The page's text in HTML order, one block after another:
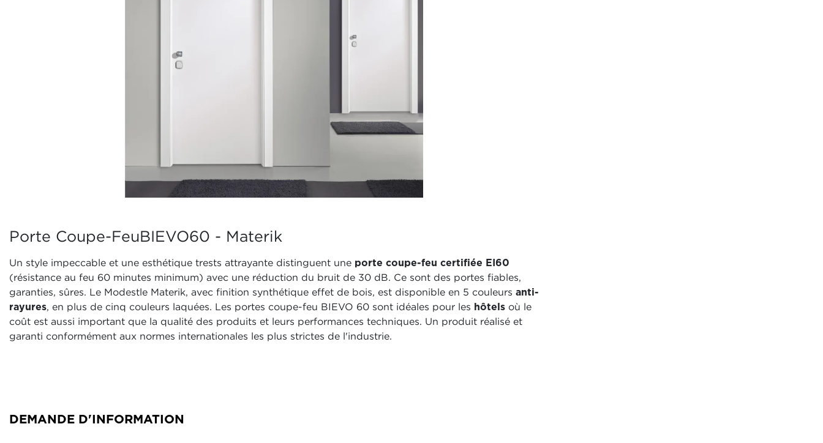
Porte Coupe-FeuBIEVO60 - Materik
Un style impeccable et une esthétique trests attrayante distinguent une porte coupe-feu certifiée EI60
(résistance au feu 60 minutes minimum) avec une réduction du bruit de 30 dB. Ce sont des portes fiables,
garanties, sûres. Le Modestle Materik, avec finition synthétique effet de bois, est disponible en 5 couleurs anti-
rayures, en plus de cinq couleurs laquées. Les portes coupe-feu BIEVO 60 sont idéales pour les hôtels où le
coût est aussi important que la qualité des produits et leurs performances techniques. Un produit réalisé et
garanti conformément aux normes internationales les plus strictes de l'industrie.
DEMANDE D'INFORMATION